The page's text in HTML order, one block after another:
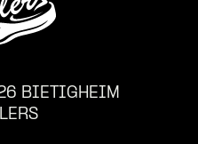
BIETIGHEIM